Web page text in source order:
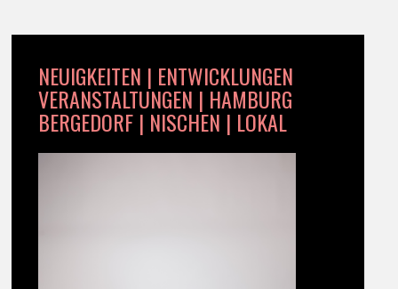
NEUIGKEITEN | ENTWICKLUNGEN
VERANSTALTUNGEN | HAMBURG
BERGEDORF | NISCHEN | LOKAL